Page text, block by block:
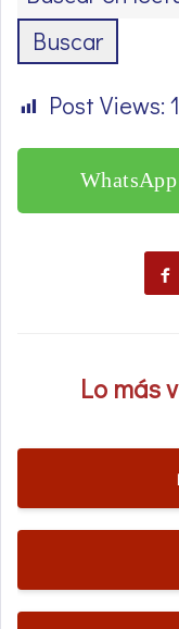
Buscar
Post Views: 1
WhatsApp
Lo más